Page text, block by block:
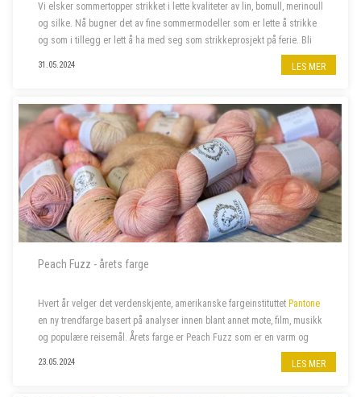
Vi elsker sommertopper strikket i lette kvaliteter av lin, bomull, merinoull
og silke. Nå bugner det av fine sommermodeller som er lette å strikke
og som i tillegg er lett å ha med seg som strikkeprosjekt på ferie. Bli
31.05.2024 LES MER
Peach Fuzz - årets farge
Hvert år velger det verdenskjente, amerikanske fargeinstituttet Pantone
en ny trendfarge basert på analyser innen blant annet mote, film, musikk
og populære reisemål. Årets farge er Peach Fuzz som er en varm og
velkommen farge som beriker sinn, kropp og sjel. Naturligvi...
23.05.2024 LES MER